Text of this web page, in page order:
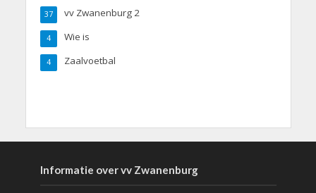
vv Zwanenburg 2
37
Wie is
4
Zaalvoetbal
4
Informatie over vv Zwanenburg